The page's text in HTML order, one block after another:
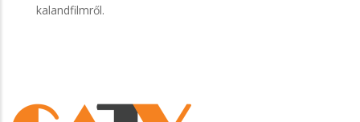
kalandfilmről.